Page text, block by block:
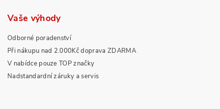
Vaše výhody
Odborné poradenství
Při nákupu nad 2.000Kč doprava ZDARMA
V nabídce pouze TOP značky
Nadstandardní záruky a servis